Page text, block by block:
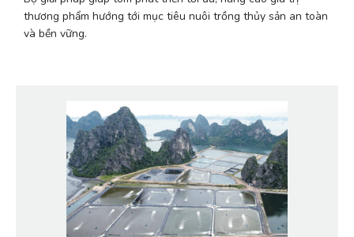
thương phẩm hướng tới mục tiêu nuôi trồng thủy sản an toàn
và bền vững.